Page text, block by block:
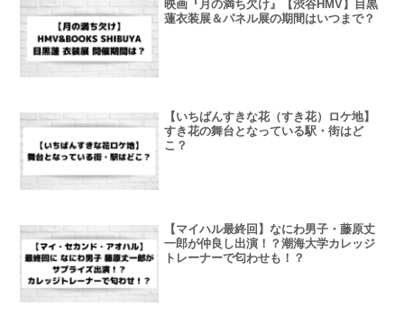
映画『月の満ち欠け』【渋谷HMV】目黒
蓮衣装展＆パネル展の期間はいつまで？
【いちばんすきな花（すき花）ロケ地】
すき花の舞台となっている駅・街はど
こ？
【マイハル最終回】なにわ男子・藤原丈
一郎が仲良し出演！？潮海大学カレッジ
トレーナーで匂わせも！？